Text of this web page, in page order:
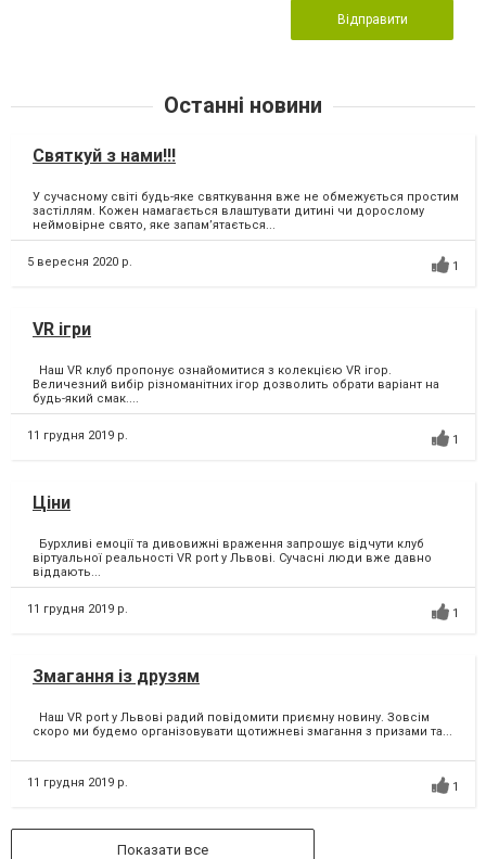
Відправити
Останні новини
Святкуй з нами!!!
У сучасному світі будь-яке святкування вже не обмежується простим
застіллям. Кожен намагається влаштувати дитині чи дорослому
неймовірне свято, яке запам’ятається...
5 вересня 2020 р. 1
VR ігри
Наш VR клуб пропонує ознайомитися з колекцією VR ігор.
Величезний вибір різноманітних ігор дозволить обрати варіант на
будь-який смак....
11 грудня 2019 р. 1
Ціни
Бурхливі емоції та дивовижні враження запрошує відчути клуб
віртуальної реальності VR port у Львові. Сучасні люди вже давно
віддають...
11 грудня 2019 р. 1
Змагання із друзям
Наш VR port у Львові радий повідомити приємну новину. Зовсім
скоро ми будемо організовувати щотижневі змагання з призами та...
11 грудня 2019 р. 1
Показати все